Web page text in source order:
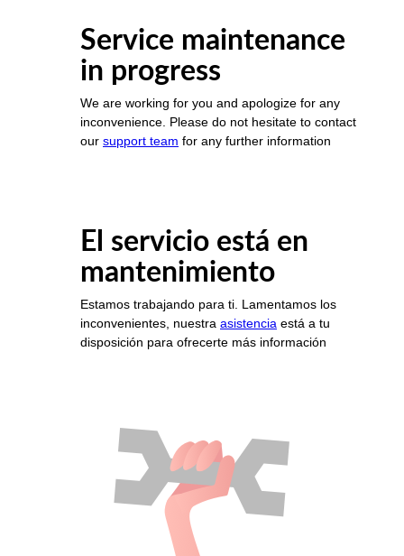
Service maintenance
in progress
We are working for you and apologize for any
inconvenience. Please do not hesitate to contact
our support team for any further information
El servicio está en
mantenimiento
Estamos trabajando para ti. Lamentamos los
inconvenientes, nuestra asistencia está a tu
disposición para ofrecerte más información